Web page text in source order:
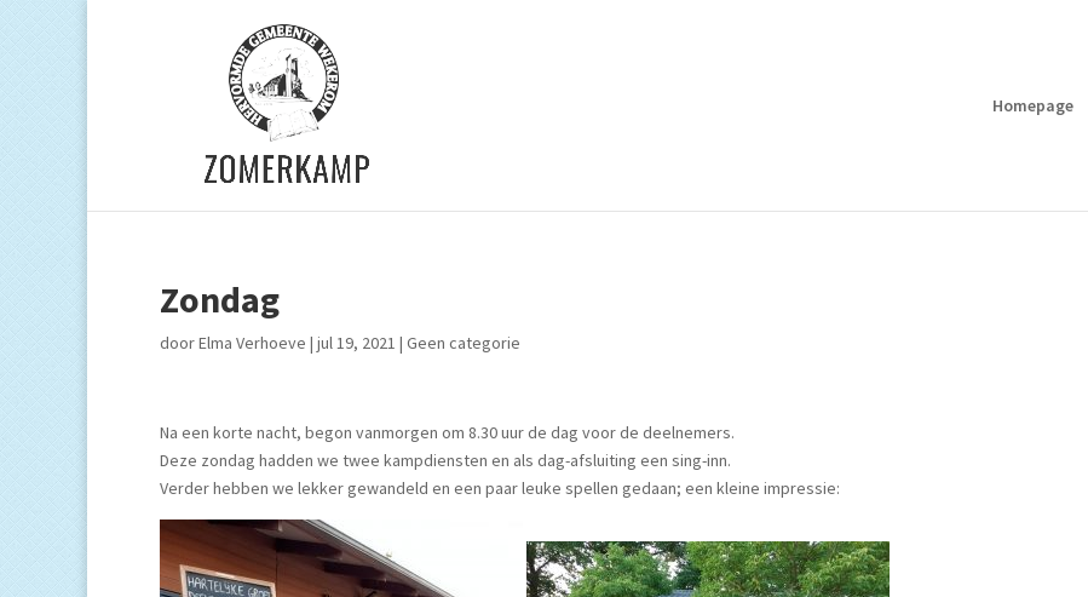
Homepage
Zondag
doorElma Verhoeve | jul 19, 2021 | Geen categorie
Na een korte nacht, begon vanmorgen om 8.30 uur de dag voor de deelnemers.
Deze zondag hadden we twee kampdiensten en als dag-afsluiting een sing-inn.
Verder hebben we lekker gewandeld en een paar leuke spellen gedaan; een kleine impressie: